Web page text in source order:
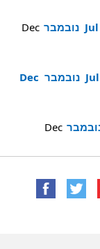
Jul נובמבר Dec
Jul נובמבר Dec
Dec